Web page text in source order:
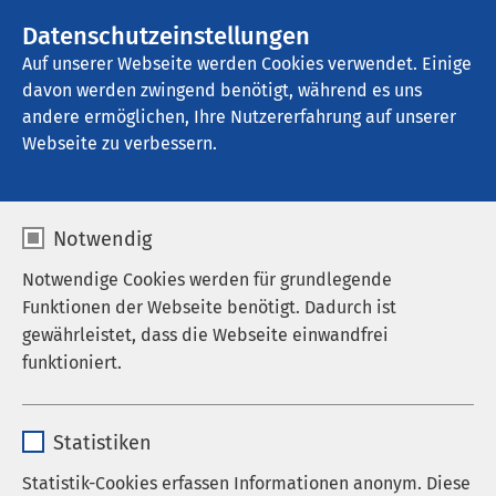
Datenschutzeinstellungen
Auf unserer Webseite werden Cookies verwendet. Einige
davon werden zwingend benötigt, während es uns
andere ermöglichen, Ihre Nutzererfahrung auf unserer
Webseite zu verbessern.
Notwendig
Notwendige Cookies werden für grundlegende
Funktionen der Webseite benötigt. Dadurch ist
gewährleistet, dass die Webseite einwandfrei
funktioniert.
Anbieter sgalinski
Statistiken
Statistik-Cookies erfassen Informationen anonym. Diese
AMEOS Klinikum Middelburg
Nachrichten
Datum von: Datum bis: